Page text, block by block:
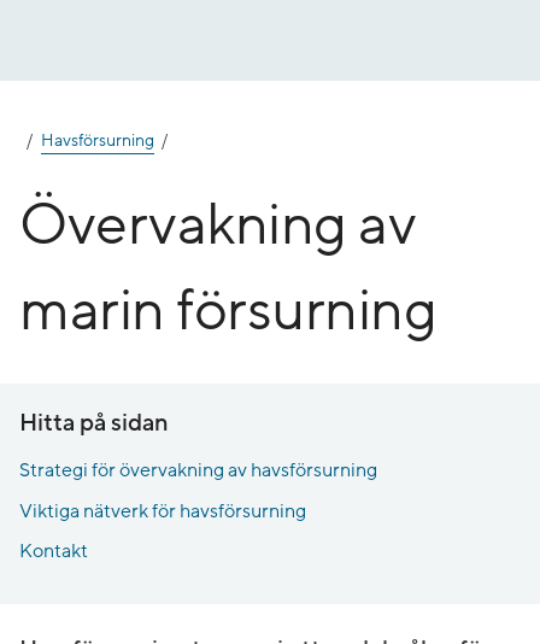
Havsförsurning
Övervakning av
marin försurning
Hitta på sidan
Strategi för övervakning av havsförsurning
Viktiga nätverk för havsförsurning
Kontakt